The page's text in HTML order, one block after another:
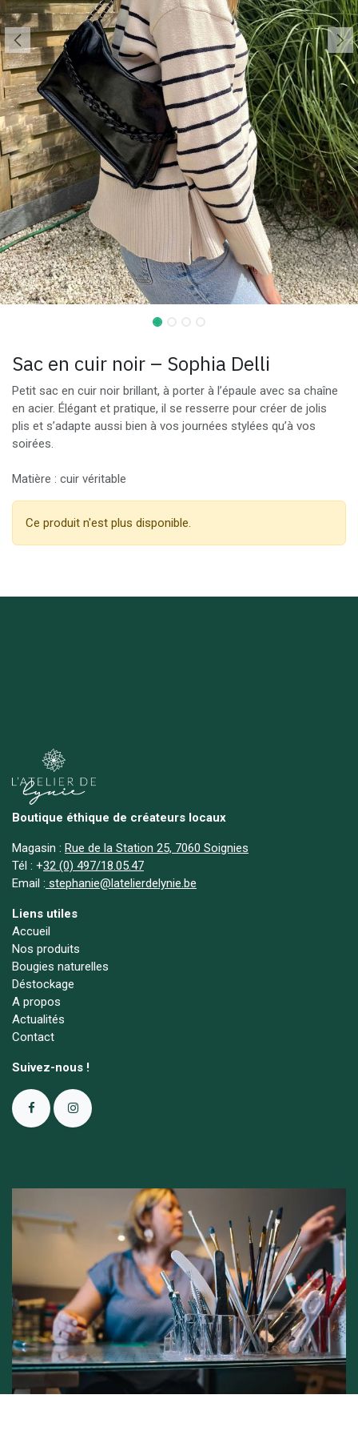
Sac en cuir noir – Sophia Delli
Petit sac en cuir noir brillant, à porter à l’épaule avec sa chaîne
en acier. Élégant et pratique, il se resserre pour créer de jolis
plis et s’adapte aussi bien à vos journées stylées qu’à vos
soirées.
Matière : cuir véritable
Ce produit n'est plus disponible.
Boutique éthique de créateurs locaux
Magasin : Rue de la Station 25, 7060 Soignies
Tél : +32 (0) 497/18.05.47
Email : stephanie@latelierdelynie.be
Liens utiles
Accueil
Nos produits
Bougies naturelles
Déstockage
A propos
Actualités
Contact
Suivez-nous !